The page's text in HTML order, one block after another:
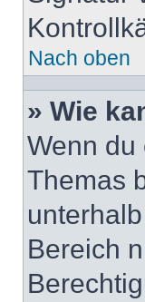
Nach oben
» Wie
Wenn du
Themas
Bereich